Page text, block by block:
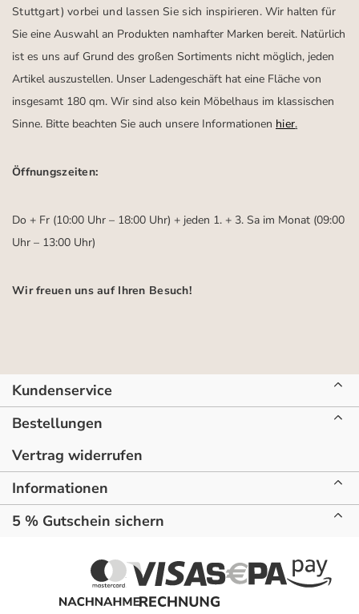
Stuttgart) vorbei und lassen Sie sich inspirieren.Wir halten für
Sie eine Auswahl an Produkten namhafter Marken bereit. Natürlich
ist es uns auf Grund des großen Sortiments nicht möglich, jeden
Artikel auszustellen. Unser Ladengeschäft hat eine Fläche von
insgesamt 180 qm. Wir sind also kein Möbelhaus im klassischen
Sinne. Bitte beachten Sie auch unsere Informationen hier.
Öffnungszeiten:
Do + Fr (10:00 Uhr – 18:00 Uhr) + jeden 1. + 3. Sa im Monat (09:00
Uhr – 13:00 Uhr)
Wir freuen uns auf Ihren Besuch!
Kundenservice
Bestellungen
Vertrag widerrufen
Informationen
5 % Gutschein sichern